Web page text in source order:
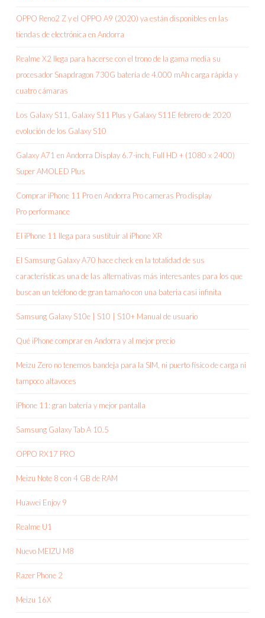
OPPO Reno2 Z y el OPPO A9 (2020) ya están disponibles en las
tiendas de electrónica en Andorra
Realme X2 llega para hacerse con el trono de la gama media su
procesador Snapdragon 730G batería de 4.000 mAh carga rápida y
cuatro cámaras
Los Galaxy S11, Galaxy S11 Plus y Galaxy S11E febrero de 2020
evolución de los Galaxy S10
Galaxy A71 en Andorra Display 6.7-inch, Full HD + (1080 x 2400)
Super AMOLED Plus
Comprar iPhone 11 Pro en Andorra Pro cameras Pro display
Pro performance
El iPhone 11 llega para sustituir al iPhone XR
El Samsung Galaxy A70 hace check en la totalidad de sus
características una de las alternativas más interesantes para los que
buscan un teléfono de gran tamaño con una bateria casi infinita
Samsung Galaxy S10e | S10 | S10+ Manual de usuario
Qué iPhone comprar en Andorra y al mejor precio
Meizu Zero no tenemos bandeja para la SIM, ni puerto físico de carga ni
tampoco altavoces
iPhone 11: gran batería y mejor pantalla
Samsung Galaxy Tab A 10.5
OPPO RX17 PRO
Meizu Note 8 con 4 GB de RAM
Huawei Enjoy 9
Realme U1
Nuevo MEIZU M8
Razer Phone 2
Meizu 16X